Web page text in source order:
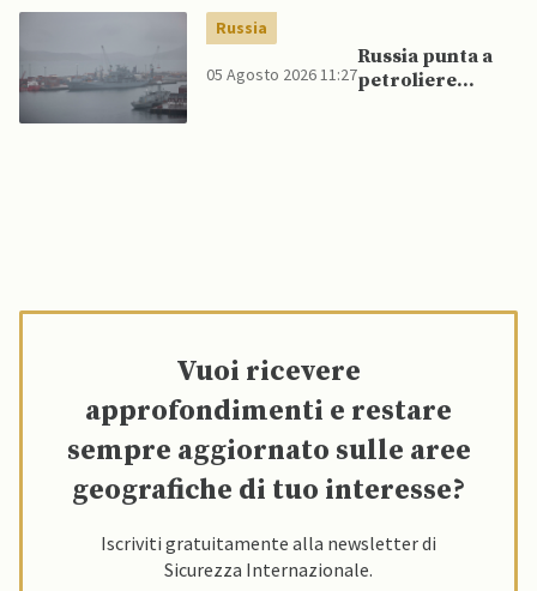
schierano a
sostegno della
Spagna
Russia
05 Agosto 2026 11:27
Russia punta a
petroliere
Vuoi ricevere
approfondimenti e restare
sempre aggiornato sulle aree
geografiche di tuo interesse?
Iscriviti gratuitamente alla newsletter di
Sicurezza Internazionale.